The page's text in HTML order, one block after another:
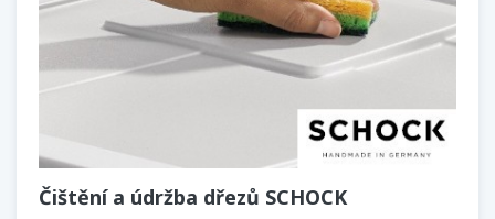
Čištění a údržba dřezů SCHOCK